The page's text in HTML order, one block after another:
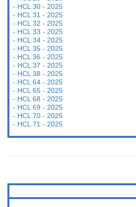
- HCL 30 - 2025
- HCL 31 - 2025
- HCL 32 - 2025
- HCL 33 - 2025
- HCL 34 - 2025
- HCL 35 - 2025
- HCL 36 - 2025
- HCL 37 - 2025
- HCL 38 - 2025
- HCL 64 - 2025
- HCL 65 - 2025
- HCL 68 - 2025
- HCL 69 - 2025
- HCL 70 - 2025
- HCL 71 - 2025